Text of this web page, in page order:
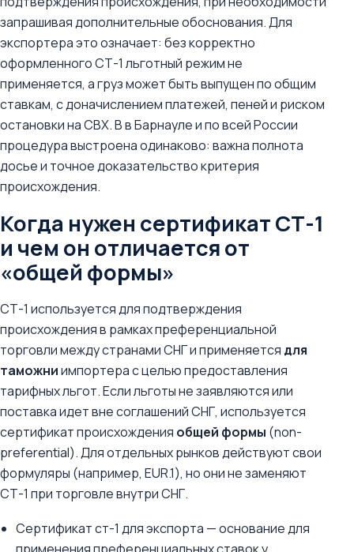
запрашивая дополнительные обоснования. Для
экспортера это означает: без корректно
оформленного СТ-1 льготный режим не
применяется, а груз может быть выпущен по общим
ставкам, с доначислением платежей, пеней и риском
остановки на СВХ. В в Барнауле и по всей России
процедура выстроена одинаково: важна полнота
досье и точное доказательство критерия
происхождения.
Когда нужен сертификат СТ-1
и чем он отличается от
«общей формы»
СТ-1 используется для подтверждения
происхождения в рамках преференциальной
торговли между странами СНГ и применяется для
таможниимпортера с целью предоставления
тарифных льгот. Если льготы не заявляются или
поставка идет вне соглашений СНГ, используется
сертификат происхождения общей формы (non-
preferential). Для отдельных рынков действуют свои
формуляры (например, EUR.1), но они не заменяют
СТ-1 при торговле внутри СНГ.
Сертификат ст-1 для экспорта — основание для